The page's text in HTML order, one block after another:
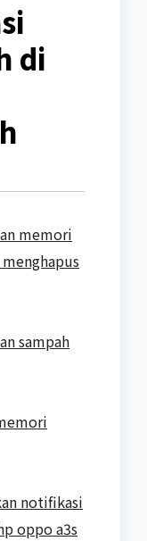
di
memori
sampah
notifikasi
oppo a3s